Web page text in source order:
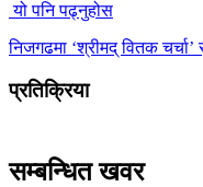
यो पनि पढ्नुहोस
निजगढमा ‘श्रीमद् वितक
प्रतिक्रिया
सम्बन्धित खवर